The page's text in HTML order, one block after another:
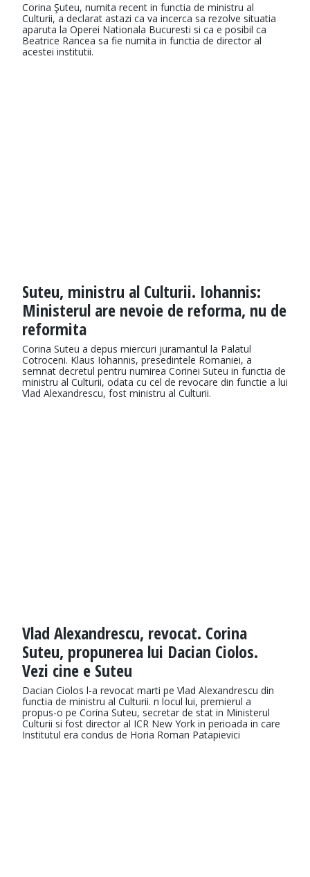
Corina Şuteu, numita recent in functia de ministru al
Culturii, a declarat astazi ca va incerca sa rezolve situatia
aparuta la Operei Nationala Bucuresti si ca e posibil ca
Beatrice Rancea sa fie numita in functia de director al
acestei institutii.
Suteu, ministru al Culturii. Iohannis:
Ministerul are nevoie de reforma, nu de
reformita
Corina Suteu a depus miercuri juramantul la Palatul
Cotroceni. Klaus Iohannis, presedintele Romaniei, a
semnat decretul pentru numirea Corinei Suteu in functia de
ministru al Culturii, odata cu cel de revocare din functie a lui
Vlad Alexandrescu, fost ministru al Culturii.
Vlad Alexandrescu, revocat. Corina
Suteu, propunerea lui Dacian Ciolos.
Vezi cine e Suteu
Dacian Ciolos l-a revocat marti pe Vlad Alexandrescu din
functia de ministru al Culturii. n locul lui, premierul a
propus-o pe Corina Suteu, secretar de stat in Ministerul
Culturii si fost director al ICR New York in perioada in care
Institutul era condus de Horia Roman Patapievici